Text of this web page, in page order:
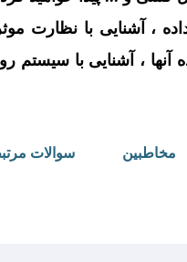
آنها ، آشنایی با
مخاطبین سوالات